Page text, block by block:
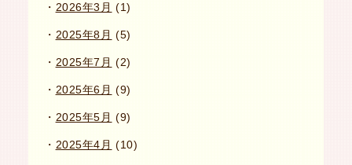
2026年3月 (1)
2025年8月 (5)
2025年7月 (2)
2025年6月 (9)
2025年5月 (9)
2025年4月 (10)